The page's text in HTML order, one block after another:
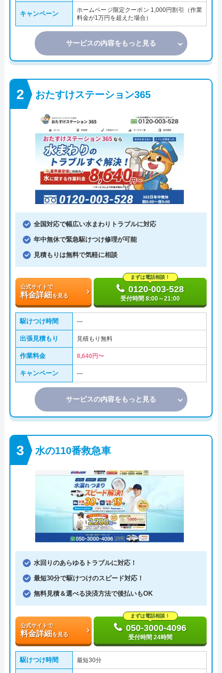
キャンペーン
ホームページ限定クーポン 1,000円割引（作業
料金が1万円を超えた場合）
サービスの内容をもっと見る
おたすけステーション365
全国対応で幅広い水まわりトラブルに対応
年中無休で緊急駆けつけ修理が可能
見積もりは無料で気軽に相談
公式サイトで
料金詳細を見る
まずは電話相談！
0120-003-528
受付時間 8:00～21:00
駆けつけ時間 ―
出張見積もり 見積もり無料
作業料金 8,640円〜
キャンペーン ―
サービスの内容をもっと見る
水の110番救急車
水回りのあらゆるトラブルに対応！
最短30分で駆けつけのスピード対応！
無料見積＆選べる決済方法で後払いもOK
公式サイトで
料金詳細を見る
まずは電話相談！
050-3000-4096
受付時間 24時間
駆けつけ時間 最短30分